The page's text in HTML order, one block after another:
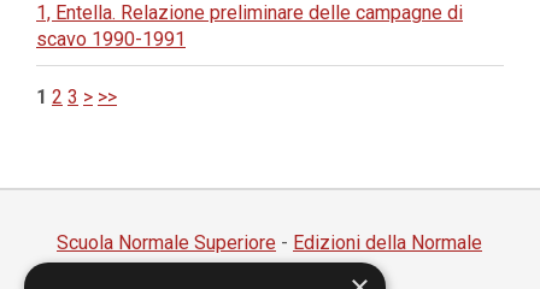
1, Entella. Relazione preliminare delle campagne di
scavo 1990-1991
1 2 3 > >>
Scuola Normale Superiore - Edizioni della Normale
Piazza dei Cavalieri, 7 - 56126 Pisa